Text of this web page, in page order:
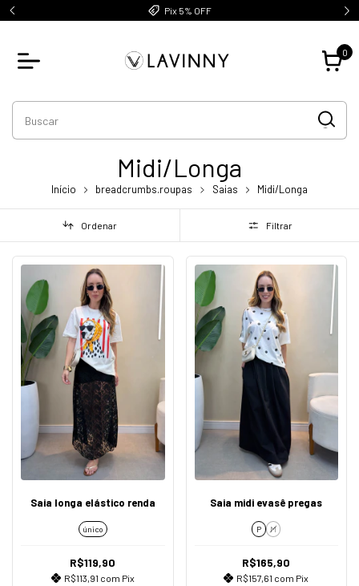
Pix 5% OFF
0
Midi/Longa
Início breadcrumbs.roupas Saias Midi/Longa
Ordenar Filtrar
Saia longa elástico renda
único
R$119,90
R$113,91 com Pix
Saia midi evasê pregas
P M
R$165,90
R$157,61 com Pix